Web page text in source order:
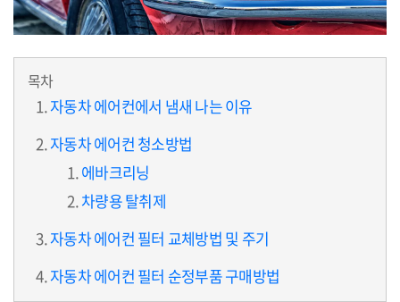
목차
자동차 에어컨에서 냄새 나는 이유
자동차 에어컨 청소방법
에바크리닝
차량용 탈취제
자동차 에어컨 필터 교체방법 및 주기
자동차 에어컨 필터 순정부품 구매방법